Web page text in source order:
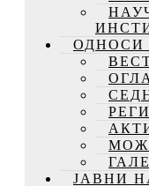
ОДНОСИ
ЈАВНИ